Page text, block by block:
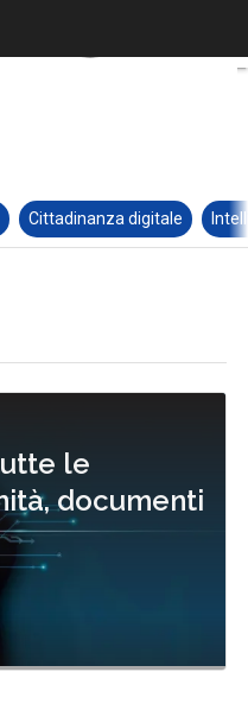
Cittadinanza digitale
le
documenti